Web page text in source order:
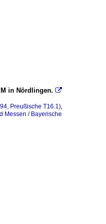
in Nördlingen. 
Preußische T16.1),
Messen / Bayerische